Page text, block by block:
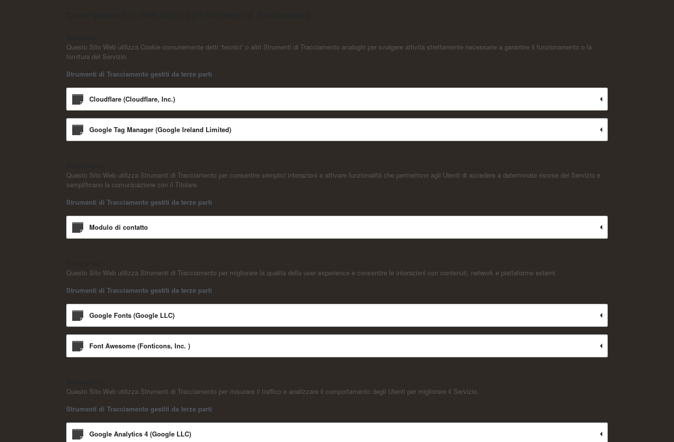
Questo Sito Web utilizza Cookie comunemente detti “tecnici” o altri Strumenti di Tracciamento analoghi per svolgere attività strettamente necessarie a garantire il funzionamento o la
fornitura del Servizio.
Strumenti di Tracciamento gestiti da terze parti
Cloudflare (Cloudflare, Inc.)
Google Tag Manager (Google Ireland Limited)
Questo Sito Web utilizza Strumenti di Tracciamento per consentire semplici interazioni e attivare funzionalità che permettono agli Utenti di accedere a determinate risorse del Servizio e
semplificano la comunicazione con il Titolare.
Strumenti di Tracciamento gestiti da terze parti
Modulo di contatto
Questo Sito Web utilizza Strumenti di Tracciamento per migliorare la qualità della user experience e consentire le interazioni con contenuti, network e piattaforme esterni.
Strumenti di Tracciamento gestiti da terze parti
Google Fonts (Google LLC)
Font Awesome (Fonticons, Inc. )
Questo Sito Web utilizza Strumenti di Tracciamento per misurare il traffico e analizzare il comportamento degli Utenti per migliorare il Servizio.
Strumenti di Tracciamento gestiti da terze parti
Google Analytics 4 (Google LLC)